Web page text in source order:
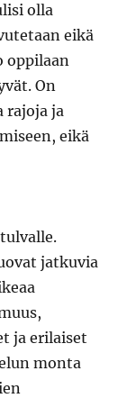
olla
eikä
oppilaan
On
rajoja ja
eikä
jatkuvia
ja erilaiset
monta